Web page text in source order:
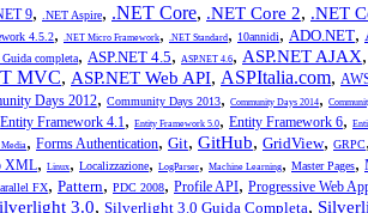
9, .NET Aspire, .NET Core, .NET Core 2, .NET
4.5.2, .NET Micro Framework, .NET Standard , 10annidi, ADO.NET,
completa, ASP.NET 4.5, ASP.NET 4.6, ASP.NET AJAX,
MVC, ASP.NET Web API, ASPItalia.com,
Days 2012, Community Days 2013, Community Days 2014,
Entity Framework 4.1 , Entity Framework 5.0, Entity Framework 6,
, Forms Authentication, Git, GitHub, GridView, GRPC,
XML, Linux, Localizzazione, LogParser, Machine Learning, Master Pages,
FX, Pattern, PDC 2008, Profile API, Progressive Web
3.0, Silverlight 3.0 Guida Completa,